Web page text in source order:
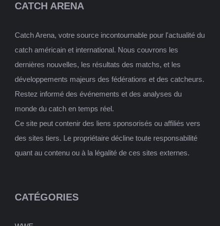
CATCH ARENA
Catch Arena, votre source incontournable pour l'actualité du
catch américain et international. Nous couvrons les
dernières nouvelles, les résultats des matchs, et les
développements majeurs des fédérations et des catcheurs.
Restez informé des événements et des analyses du
monde du catch en temps réel.
Ce site peut contenir des liens sponsorisés ou affiliés vers
des sites tiers. Le propriétaire décline toute responsabilité
quant au contenu ou à la légalité de ces sites externes.
CATÉGORIES